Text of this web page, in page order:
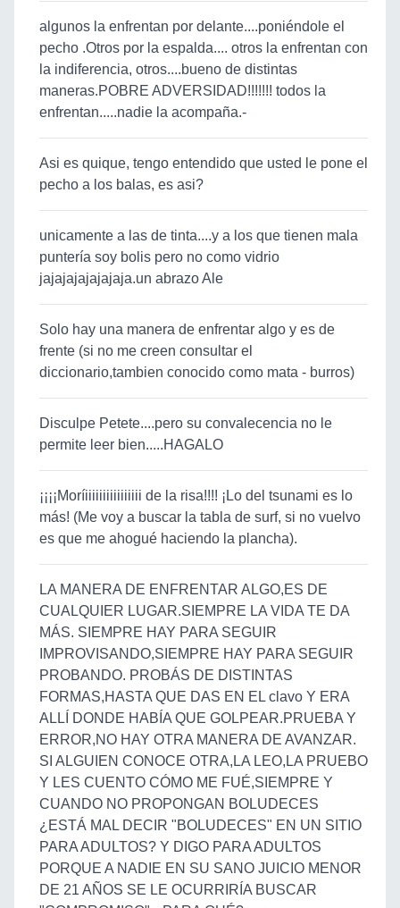
algunos la enfrentan por delante....poniéndole el
pecho .Otros por la espalda.... otros la enfrentan con
la indiferencia, otros....bueno de distintas
maneras.POBRE ADVERSIDAD!!!!!!! todos la
enfrentan.....nadie la acompaña.-
Asi es quique, tengo entendido que usted le pone el
pecho a los balas, es asi?
unicamente a las de tinta....y a los que tienen mala
puntería soy bolis pero no como vidrio
jajajajajajajaja.un abrazo Ale
Solo hay una manera de enfrentar algo y es de
frente (si no me creen consultar el
diccionario,tambien conocido como mata - burros)
Disculpe Petete....pero su convalecencia no le
permite leer bien.....HAGALO
¡¡¡¡Moríiiiiiiiiiiiiiiii de la risa!!!! ¡Lo del tsunami es lo
más! (Me voy a buscar la tabla de surf, si no vuelvo
es que me ahogué haciendo la plancha).
LA MANERA DE ENFRENTAR ALGO,ES DE
CUALQUIER LUGAR.SIEMPRE LA VIDA TE DA
MÁS. SIEMPRE HAY PARA SEGUIR
IMPROVISANDO,SIEMPRE HAY PARA SEGUIR
PROBANDO. PROBÁS DE DISTINTAS
FORMAS,HASTA QUE DAS EN EL clavo Y ERA
ALLÍ DONDE HABÍA QUE GOLPEAR.PRUEBA Y
ERROR,NO HAY OTRA MANERA DE AVANZAR.
SI ALGUIEN CONOCE OTRA,LA LEO,LA PRUEBO
Y LES CUENTO CÓMO ME FUÉ,SIEMPRE Y
CUANDO NO PROPONGAN BOLUDECES
¿ESTÁ MAL DECIR "BOLUDECES" EN UN SITIO
PARA ADULTOS? Y DIGO PARA ADULTOS
PORQUE A NADIE EN SU SANO JUICIO MENOR
DE 21 AÑOS SE LE OCURRIRÍA BUSCAR